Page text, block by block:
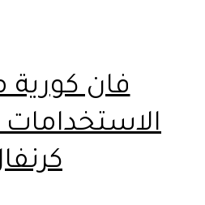
فان كورية
الاستخدامات